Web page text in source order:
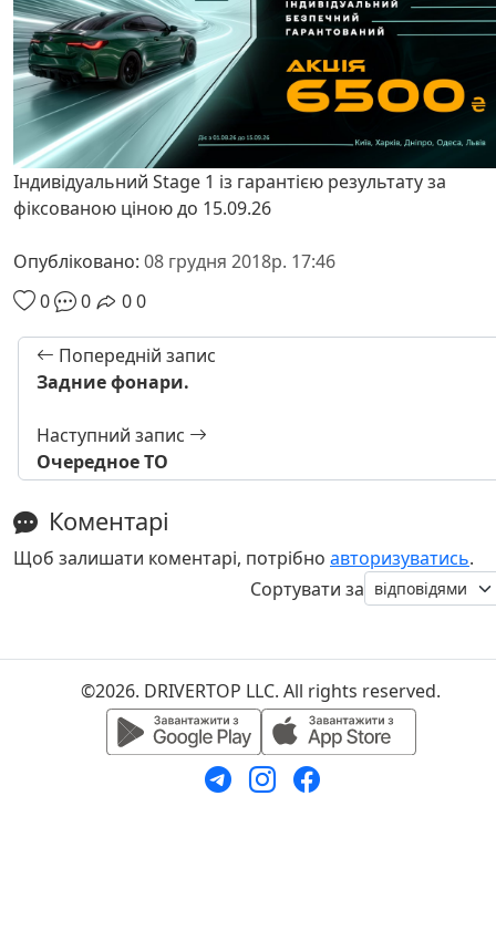
Індивідуальний Stage 1 із гарантією результату за
фіксованою ціною до 15.09.26
Опубліковано: 08 грудня 2018р. 17:46
0
0 00
Попередній запис
Задние фонари.
Наступний запис
Очередное ТО
Коментарі
Щоб залишати коментарі, потрібно авторизуватись.
Сортувати за
©2026. DRIVERTOP LLC. All rights reserved.